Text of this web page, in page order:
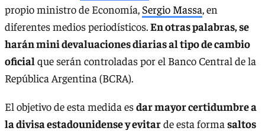
propio ministro de Economía, Sergio Massa, en
diferentes medios periodísticos.En otras palabras, se
harán mini devaluaciones diarias al tipo de cambio
oficial que serán controladas por el Banco Central de la
República Argentina (BCRA).
El objetivo de esta medida esdar mayor certidumbre a
la divisa estadounidense y evitarde esta forma saltos